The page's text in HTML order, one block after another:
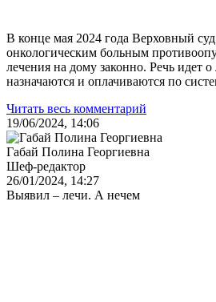
В конце мая 2024 года Верховный
онкологическим больным
лечения на дому законно. Речь идет о
назначаются и оплачиваются по
Читать весь комментарий
19/06/2024, 14:06
Габай Полина Георгиевна
Шеф-редактор
26/01/2024, 14:27
Выявил – лечи. А нечем